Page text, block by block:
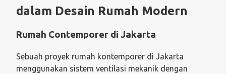
dalam Desain Rumah Modern
Rumah Contemporer di Jakarta
Sebuah proyek rumah kontemporer di Jakarta
menggunakan sistem ventilasi mekanik dengan